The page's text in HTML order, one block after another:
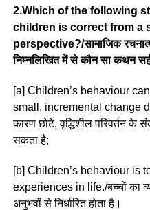
2.Which of the following
children is correct from a
perspective?/सामाजिक
निम्नलिखित में से कौन सा कथन
[a] Children’s behaviour
small, incremental change
कारण छोटे, वृद्धिशील परिवर्तन के
सकता है;
[b] Children’s behaviour is
experiences in life./बच्चों का
अनुभवों से निर्धारित होता है।